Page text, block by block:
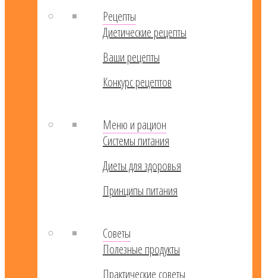
Рецепты
Диетические рецепты
Ваши рецепты
Конкурс рецептов
Меню и рацион
Системы питания
Диеты для здоровья
Принципы питания
Советы
Полезные продукты
Практические советы